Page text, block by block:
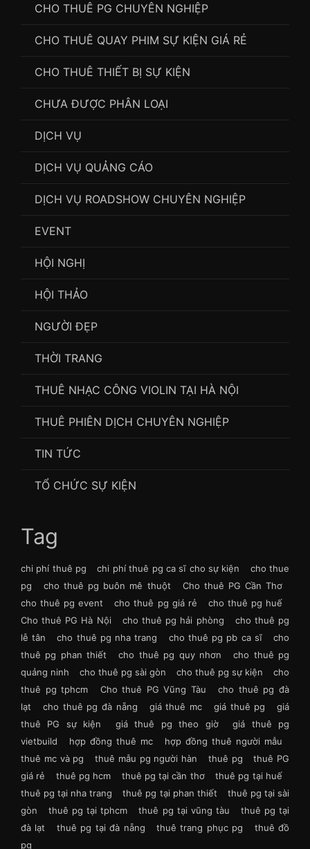
CHO THUÊ PG CHUYÊN NGHIỆP
CHO THUÊ QUAY PHIM SỰ KIỆN GIÁ RẺ
CHO THUÊ THIẾT BỊ SỰ KIỆN
CHƯA ĐƯỢC PHÂN LOẠI
DỊCH VỤ
DỊCH VỤ QUẢNG CÁO
DỊCH VỤ ROADSHOW CHUYÊN NGHIỆP
EVENT
HỘI NGHỊ
HỘI THẢO
NGƯỜI ĐẸP
THỜI TRANG
THUÊ NHẠC CÔNG VIOLIN TẠI HÀ NỘI
THUÊ PHIÊN DỊCH CHUYÊN NGHIỆP
TIN TỨC
TỔ CHỨC SỰ KIỆN
Tag
chi phí thuê pg chi phí thuê pg ca sĩ cho sự kiện
cho thue
pg
cho thuê pg buôn mê thuột
Cho thuê PG Cần Thơ
cho thuê pg event
cho thuê pg giá rẻ
cho thuê pg huế
Cho thuê PG Hà Nội
cho thuê pg hải phòng
cho thuê pg
lễ tân
cho thuê pg nha trang cho thuê pg pb ca sĩ
cho
thuê pg phan thiết
cho thuê pg quy nhơn
cho thuê pg
quảng ninh
cho thuê pg sài gòn cho thuê pg sự kiện
cho
thuê pg tphcm
Cho thuê PG Vũng Tàu
cho thuê pg đà
lạt
cho thuê pg đà nẵng giá thuê mc giá thuê pg
giá
thuê PG sự kiện
giá thuê pg theo giờ
giá thuê pg
vietbuild
hợp đồng thuê mc
hợp đồng thuê người mẫu
thuê mc và pg
thuê mẫu pg người hàn thuê pg
thuê PG
giá rẻ
thuê pg hcm thuê pg tại cần thơ
thuê pg tại huế
thuê pg tại nha trang
thuê pg tại phan thiết
thuê pg tại sài
gòn
thuê pg tại tphcm thuê pg tại vũng tàu
thuê pg tại
đà lạt
thuê pg tại đà nẵng thuê trang phục pg
thuê đồ
pg